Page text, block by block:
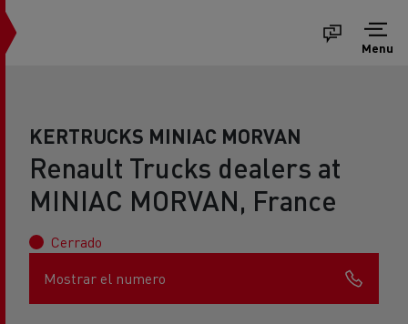
Menu
KERTRUCKS MINIAC MORVAN
Renault Trucks dealers at
MINIAC MORVAN, France
Cerrado
Mostrar el numero